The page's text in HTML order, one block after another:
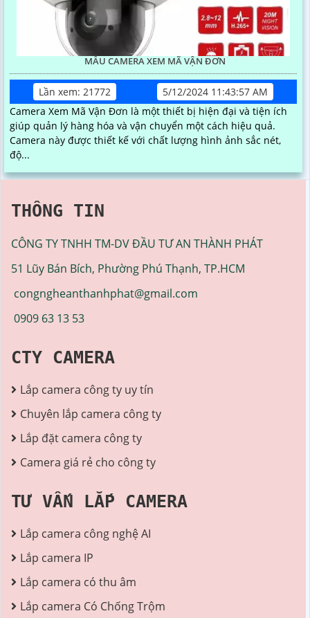
MẪU CAMERA XEM MÃ VẬN ĐƠN
Lần xem: 21772
5/12/2024 11:43:57 AM
Camera Xem Mã Vận Đơn là một thiết bị hiện đại và tiện ích
giúp quản lý hàng hóa và vận chuyển một cách hiệu quả.
Camera này được thiết kế với chất lượng hình ảnh sắc nét,
độ...
THÔNG TIN
CÔNG TY TNHH TM-DV ĐẦU TƯ AN THÀNH PHÁT
51 Lũy Bán Bích, Phường Phú Thạnh, TP.HCM
congngheanthanhphat@gmail.com
0909 63 13 53
CTY CAMERA
Lắp camera công ty uy tín
Chuyên lắp camera công ty
Lắp đặt camera công ty
Camera giá rẻ cho công ty
TƯ VẤN LẮP CAMERA
Lắp camera công nghệ AI
Lắp camera IP
Lắp camera có thu âm
Lắp camera Có Chống Trộm